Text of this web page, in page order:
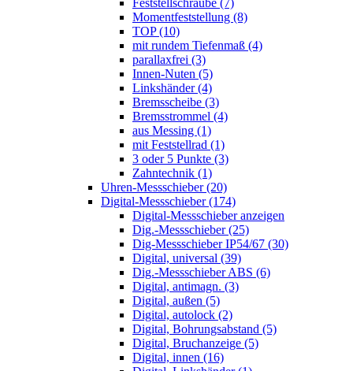
Momentfeststellung (8)
TOP (10)
mit rundem Tiefenmaß (4)
parallaxfrei (3)
Innen-Nuten (5)
Linkshänder (4)
Bremsscheibe (3)
Bremsstrommel (4)
aus Messing (1)
mit Feststellrad (1)
3 oder 5 Punkte (3)
Zahntechnik (1)
Uhren-Messschieber (20)
Digital-Messschieber (174)
Digital-Messschieber anzeigen
Dig.-Messschieber (25)
Dig-Messschieber IP54/67 (30)
Digital, universal (39)
Dig.-Messschieber ABS (6)
Digital, antimagn. (3)
Digital, außen (5)
Digital, autolock (2)
Digital, Bohrungsabstand (5)
Digital, Bruchanzeige (5)
Digital, innen (16)